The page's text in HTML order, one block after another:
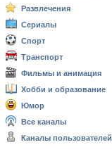
Развлечения
Сериалы
Спорт
Транспорт
Фильмы и анимация
Хобби и образование
Юмор
Все каналы
Каналы пользователей